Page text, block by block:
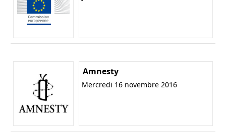
Amnesty
Mercredi 16 novembre 2016